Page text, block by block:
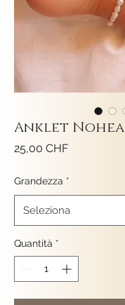
Anklet Nohea
25,00 CHFPrezzo
Grandezza *
Quantità *